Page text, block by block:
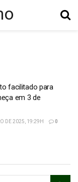
facilitado para
em 3 de
DE 2025, 19:29H 0